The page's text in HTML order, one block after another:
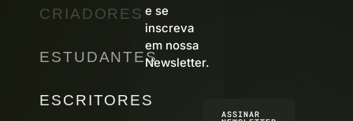
CRIADORES
ESTUDANTES
ESCRITORES
e se
inscreva
em nossa
Newsletter.
ASSINAR